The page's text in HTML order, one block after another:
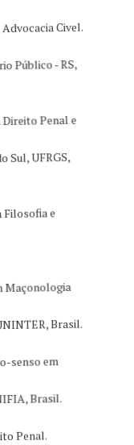
Civel.
Público - RS,
Direito Penal e
Sul, UFRGS,
Filosofia e
Maçonologia
Brasil.
senso em
Brasil.
Penal.